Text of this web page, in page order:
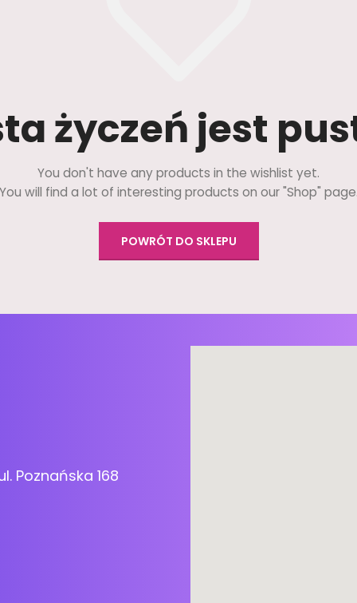
życzeń jest
You don't have any products in the wishlist yet.
will find a lot of interesting products on our "Shop" page.
POWRÓT DO SKLEPU
Poznańska 168